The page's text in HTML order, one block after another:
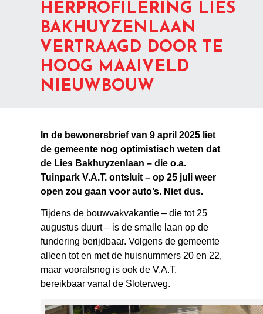
HERPROFILERING LIES
BAKHUYZENLAAN
VERTRAAGD DOOR TE
HOOG MAAIVELD
NIEUWBOUW
In de bewonersbrief van 9 april 2025 liet
de gemeente nog optimistisch weten dat
de Lies Bakhuyzenlaan – die o.a.
Tuinpark V.A.T. ontsluit – op 25 juli weer
open zou gaan voor auto’s. Niet dus.
Tijdens de bouwvakvakantie – die tot 25
augustus duurt – is de smalle laan op de
fundering berijdbaar. Volgens de gemeente
alleen tot en met de huisnummers 20 en 22,
maar vooralsnog is ook de V.A.T.
bereikbaar vanaf de Sloterweg.